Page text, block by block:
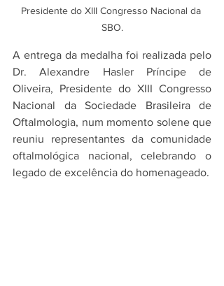
Presidente do XIII Congresso Nacional da
SBO.
A entrega da medalha foi realizada pelo
Dr. Alexandre Hasler Príncipe de
Oliveira, Presidente do XIII Congresso
Nacional da Sociedade Brasileira de
Oftalmologia, num momento solene que
reuniu representantes da comunidade
oftalmológica nacional, celebrando o
legado de excelência do homenageado.